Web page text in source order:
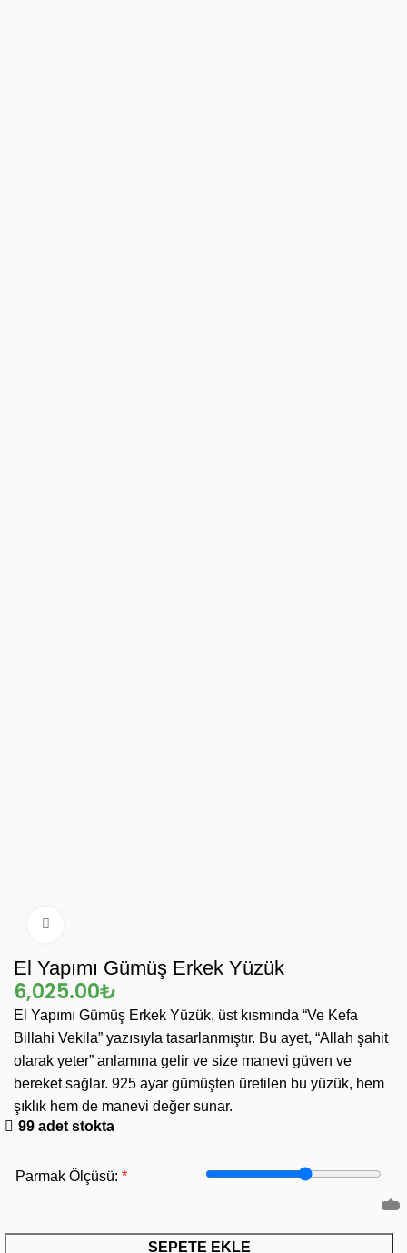
El Yapımı Gümüş Erkek Yüzük
₺
El Yapımı Gümüş Erkek Yüzük, üst kısmında “Ve Kefa
Billahi Vekila” yazısıyla tasarlanmıştır. Bu ayet, “Allah şahit
olarak yeter” anlamına gelir ve size manevi güven ve
bereket sağlar. 925 ayar gümüşten üretilen bu yüzük, hem
şıklık hem de manevi değer sunar.
99 adet stokta
Parmak Ölçüsü: *
SEPETE EKLE